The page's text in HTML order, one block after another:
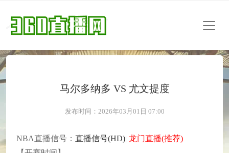
马尔多纳多 VS 尤文提度
发布时间：2026年03月01日 07:00
NBA直播信号： 直播信号(HD)| 龙门直播(推荐)